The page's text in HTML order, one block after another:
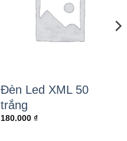
Đèn Led XML 50
trắng
180.000 ₫